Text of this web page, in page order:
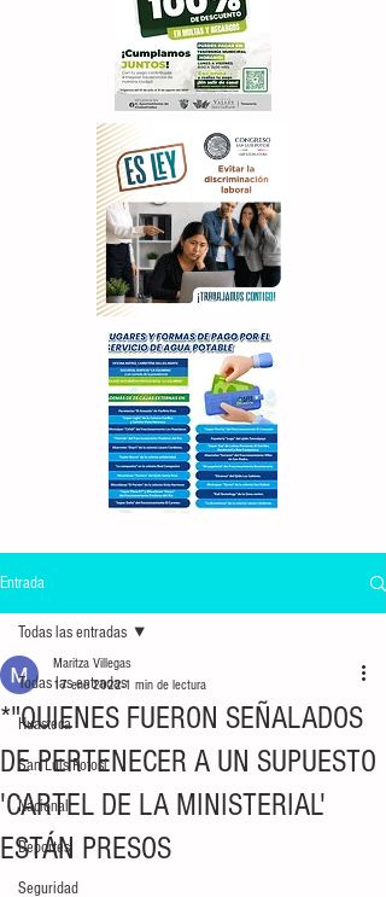
Entrada
Todas las entradas
Huasteca
San Luis Potosí
Nacional
Deportes
Seguridad
Todas las entradas
*"QUIENES FUERON SEÑALADOS
DE PERTENECER A UN SUPUESTO
'CARTEL DE LA MINISTERIAL'
ESTÁN PRESOS
Maritza Villegas
17 ene 20221 min de lectura